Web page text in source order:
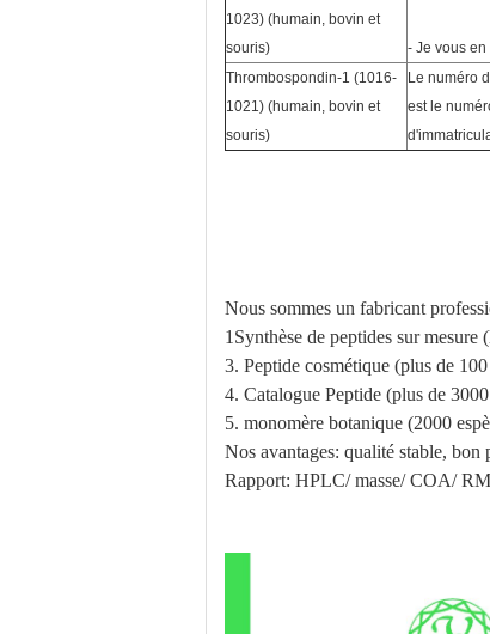
1023) (humain, bovin et
souris)
- Je vous en
Thrombospondin-1 (1016-
1021) (humain, bovin et
souris)
Le numéro
est le
Nous sommes un fabricant
1Synthèse de peptides sur
3. Peptide cosmétique (plus de
4. Catalogue Peptide (plus de
5. monomère botanique (2000
Nos avantages: qualité stable,
Rapport: HPLC/ masse/ COA/